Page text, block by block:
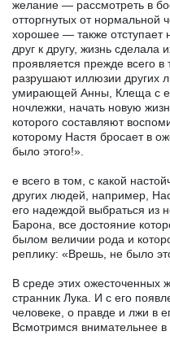
желание — рассмотреть в
отторгнутых от нормальной
хорошее — также отступает
друг к другу, жизнь сделала
проявляется прежде всего в
разрушают иллюзии других
умирающей Анны, Клеща с
ночлежки, начать новую
которого составляют
которому Настя бросает в
было этого!».
е всего в том, с какой
других людей, например,
его надеждой выбраться из
Барона, все достояние
былом величии рода и
реплику: «Врешь, не было
В среде этих ожесточенных
странник Лука. И с его
человеке, о правде и лжи в
Всмотримся внимательнее